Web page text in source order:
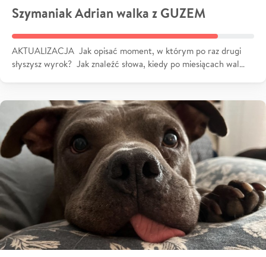
Szymaniak Adrian walka z GUZEM
AKTUALIZACJA Jak opisać moment, w którym po raz drugi
słyszysz wyrok? Jak znaleźć słowa, kiedy po miesiącach wal…